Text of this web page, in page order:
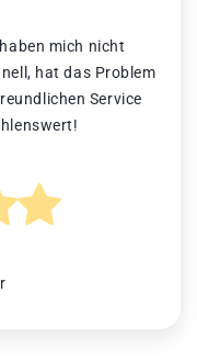
mich nicht
hat das Problem
Service